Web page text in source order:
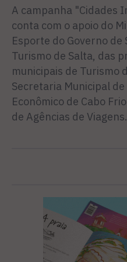
A campanha "Cidades
conta com o apoio do
Esporte do Governo de
Turismo de Salta, das
municipais de Turismo
Secretaria Municipal
Econômico de Cabo
de Agências de Viagens.